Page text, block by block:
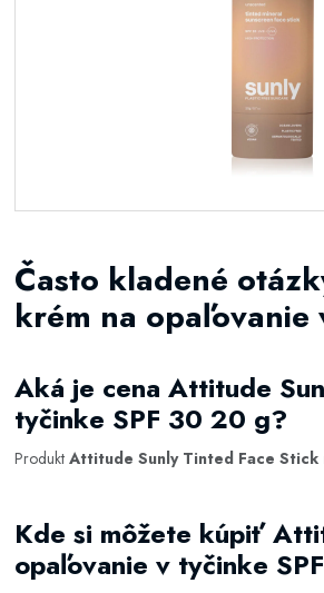
Často kladené
krém na opaľovanie
Aká je cena Attitude
tyčinke SPF 30 20 g?
Produkt Attitude Sunly Tinted Face Stick
Kde si môžete kúpiť
opaľovanie v tyčinke